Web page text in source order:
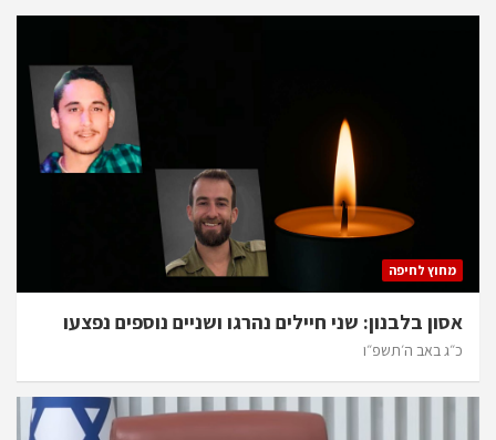
מחוץ לחיפה
אסון בלבנון: שני חיילים נהרגו ושניים נוספים נפצעו
כ״ג באב ה׳תשפ״ו